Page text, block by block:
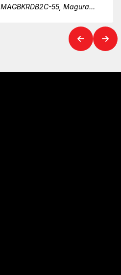
MAGBKRDB2C-55, Magura